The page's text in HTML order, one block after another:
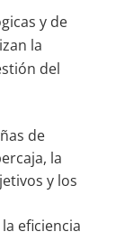
y de
la
del
de
la
y los
eficiencia